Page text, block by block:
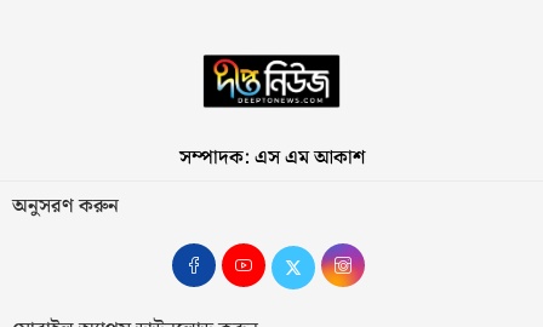
সম্পাদক: এস এম আকাশ
অনুসরণ করুন